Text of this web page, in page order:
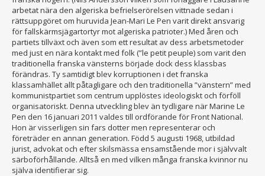
arbetat nära den algeriska befrielserörelsen vittnade sedan i
rättsuppgöret om huruvida Jean-Mari Le Pen varit direkt ansvarig
för fallskärmsjägartortyr mot algeriska patrioter.) Med åren och
partiets tillväxt och även som ett resultat av dess arbetsmetoder
med just en nära kontakt med folk (”le petit peuple) som varit den
traditionella franska vänsterns började dock dess klassbas
förändras. Ty samtidigt blev korruptionen i det franska
klassamhället allt påtagligare och den traditionella ”vänstern” med
kommunistpartiet som centrum upplöstes ideologiskt och förföll
organisatoriskt. Denna utveckling blev än tydligare när Marine Le
Pen den 16 januari 2011 valdes till ordförande för Front National.
Hon är visserligen sin fars dotter men representerar och
företräder en annan generation. Född 5 augusti 1968, utbildad
jurist, advokat och efter skilsmässa ensamstående mor i självvalt
särboförhållande. Alltså en med vilken många franska kvinnor nu
själva identifierar sig.